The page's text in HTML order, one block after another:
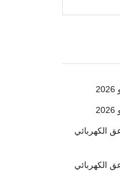
الكهربائي
الكهربائي